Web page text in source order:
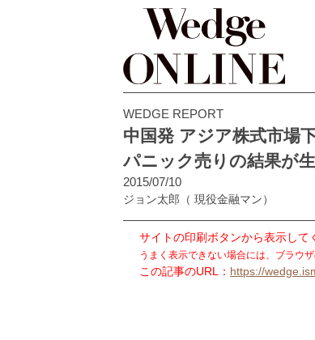
WEDGE REPORT
中国発 アジア株式市場
パニック売りの結果が
2015/07/10
ジョン太郎 （ 現役金融マン）
サイトの印刷ボタンから表示して
うまく表示できない場合には、ブラウ
この記事のURL： https://